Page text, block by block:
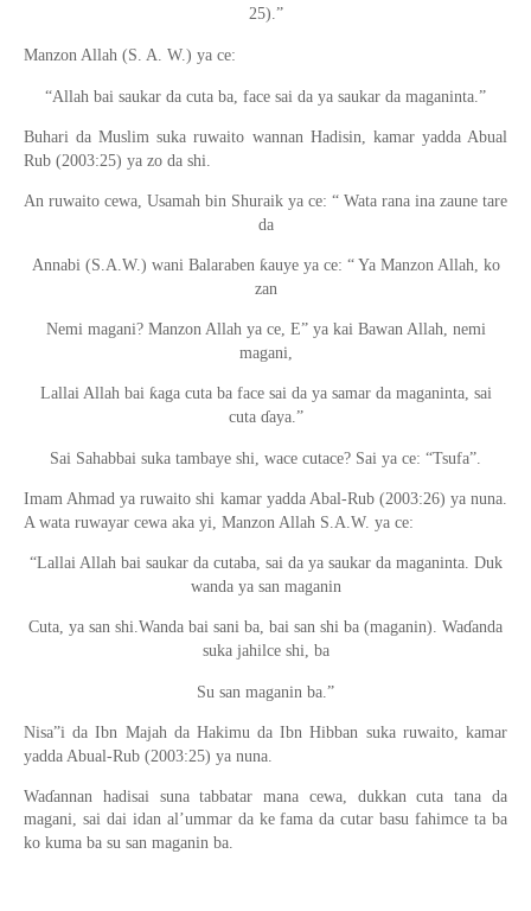
25).”
Manzon Allah (S. A. W.) ya ce:
“Allah bai saukar da cuta ba, face sai da ya saukar da maganinta.”
Buhari da Muslim suka ruwaito wannan Hadisin, kamar yadda Abual
Rub (2003:25) ya zo da shi.
An ruwaito cewa, Usamah bin Shuraik ya ce: “ Wata rana ina zaune tare
da
Annabi (S.A.W.) wani Balaraben ƙauye ya ce: “ Ya Manzon Allah, ko
zan
Nemi magani? Manzon Allah ya ce, E” ya kai Bawan Allah, nemi
magani,
Lallai Allah bai ƙaga cuta ba face sai da ya samar da maganinta, sai
cuta ɗaya.”
Sai Sahabbai suka tambaye shi, wace cutace? Sai ya ce: “Tsufa”.
Imam Ahmad ya ruwaito shi kamar yadda Abal-Rub (2003:26) ya nuna.
A wata ruwayar cewa aka yi, Manzon Allah S.A.W. ya ce:
“Lallai Allah bai saukar da cutaba, sai da ya saukar da maganinta. Duk
wanda ya san maganin
Cuta, ya san shi.Wanda bai sani ba, bai san shi ba (maganin). Waɗanda
suka jahilce shi, ba
Su san maganin ba.”
Nisa”i da Ibn Majah da Hakimu da Ibn Hibban suka ruwaito, kamar
yadda Abual-Rub (2003:25) ya nuna.
Waɗannan hadisai suna tabbatar mana cewa, dukkan cuta tana da
magani, sai dai idan al’ummar da ke fama da cutar basu fahimce ta ba
ko kuma ba su san maganin ba.